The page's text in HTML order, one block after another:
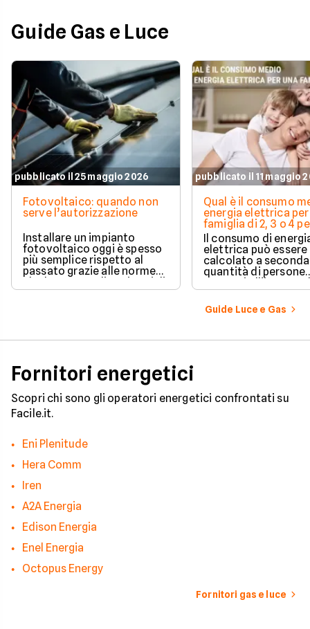
Guide Gas e Luce
pubblicato il 25 maggio 2026
Fotovoltaico: quando non
serve l’autorizzazione
Installare un impianto
fotovoltaico oggi è spesso
più semplice rispetto al
passato grazie alle norme
che hanno ampliato i casi di
edilizia libera.
pubblicato il 11 maggio
Qual è il consumo
energia elettrica per
famiglia di 2, 3 o 4
Il consumo di
elettrica può essere
calcolato a
quantità di persone
presenti all'interno
determinato
numerosi i fattori
influenzano questo
considerazione per
Guide Luce e Gas
Fornitori energetici
Scopri chi sono gli operatori energetici confrontati su
Facile.it.
Eni Plenitude
Hera Comm
Iren
A2A Energia
Edison Energia
Enel Energia
Octopus Energy
Fornitori gas e luce